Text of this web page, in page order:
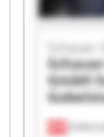
GmbH